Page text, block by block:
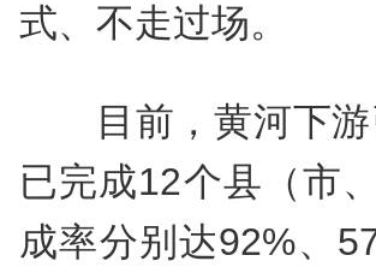
式、不走过场。
目前，黄河下
已完成12个县（市
成率分别达92%、